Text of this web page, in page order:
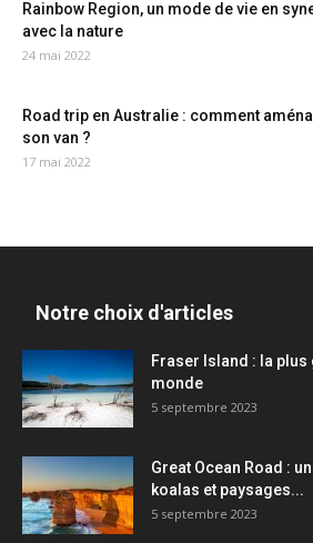
Rainbow Region, un mode de vie en
avec la nature
24 mai 2022
Road trip en Australie : comment
son van ?
17 mai 2022
Notre choix d'articles
Fraser Island : la
monde
5 septembre 2023
Great Ocean Road :
koalas et paysages...
5 septembre 2023